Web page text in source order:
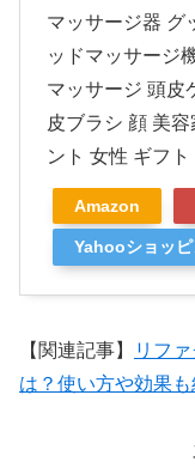
マッサージ器 グ
ッドマッサージ
マッサージ 頭皮
皮ブラシ 顔 美
ント 女性 ギフト
Amazon
Yahooショッ
【関連記事】
リフ
は？使い方や効果も